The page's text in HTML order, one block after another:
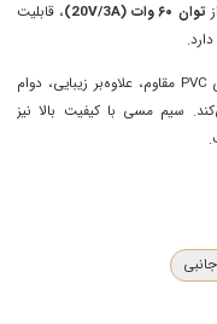
توان ۶۰ وات (20V/3A)
، قابلیت
طراحی مدرن با روکش PVC برس‌خورده و کانکتورهای PVC مقاوم، علاوه‌بر زیبایی، دوام
سیم مسی با کیفیت بالا نیز